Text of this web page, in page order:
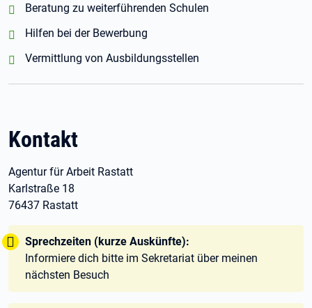
positiv:
Beratung zu weiterführenden Schulen
positiv:
Hilfen bei der Bewerbung
positiv:
Vermittlung von Ausbildungsstellen
Kontakt
Agentur für Arbeit Rastatt
Karlstraße 18
76437 Rastatt
Tipp:
Sprechzeiten (kurze Auskünfte):
Informiere dich bitte im Sekretariat über meinen
nächsten Besuch